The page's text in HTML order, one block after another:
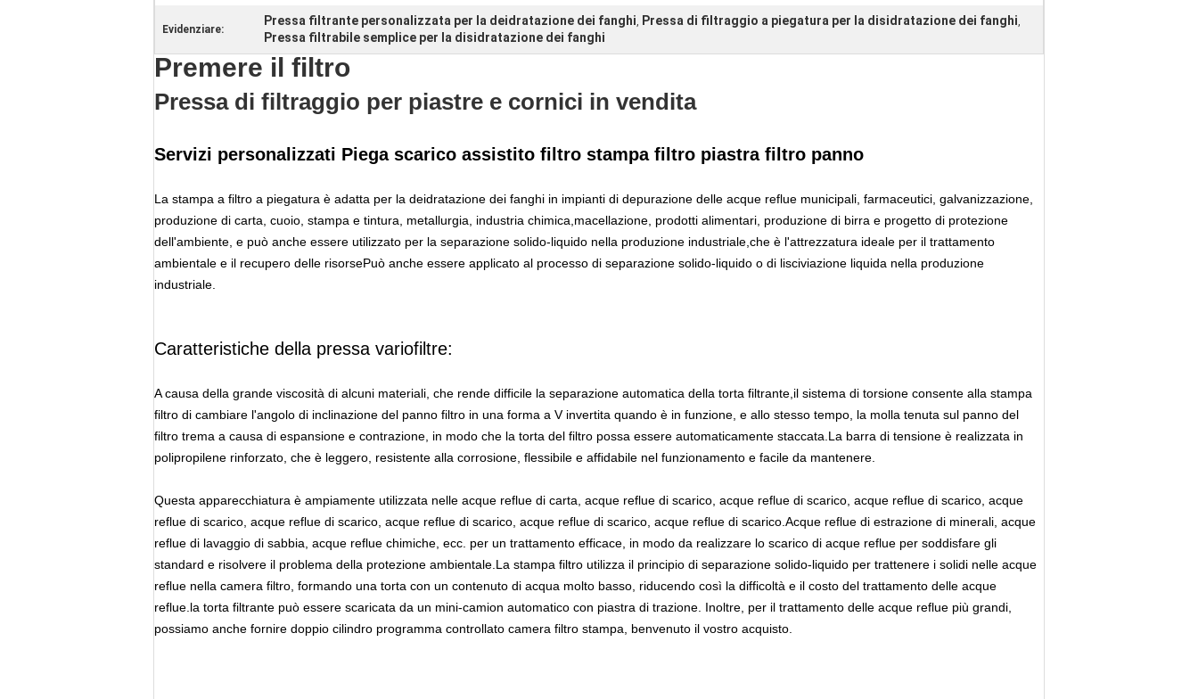
Evidenziare:
Pressa filtrante personalizzata per la deidratazione dei fanghi, Pressa di filtraggio a piegatura per la disidratazione dei fanghi,
Pressa filtrabile semplice per la disidratazione dei fanghi
Premere il filtro
Pressa di filtraggio per piastre e cornici in vendita
Servizi personalizzati Piega scarico assistito filtro stampa filtro piastra filtro panno
La stampa a filtro a piegatura è adatta per la deidratazione dei fanghi in impianti di depurazione delle acque reflue municipali, farmaceutici, galvanizzazione,
produzione di carta, cuoio, stampa e tintura, metallurgia, industria chimica,macellazione, prodotti alimentari, produzione di birra e progetto di protezione
dell'ambiente, e può anche essere utilizzato per la separazione solido-liquido nella produzione industriale,che è l'attrezzatura ideale per il trattamento
ambientale e il recupero delle risorsePuò anche essere applicato al processo di separazione solido-liquido o di lisciviazione liquida nella produzione
industriale.
Caratteristiche della pressa variofiltre:
A causa della grande viscosità di alcuni materiali, che rende difficile la separazione automatica della torta filtrante,il sistema di torsione consente alla stampa
filtro di cambiare l'angolo di inclinazione del panno filtro in una forma a V invertita quando è in funzione, e allo stesso tempo, la molla tenuta sul panno del
filtro trema a causa di espansione e contrazione, in modo che la torta del filtro possa essere automaticamente staccata.La barra di tensione è realizzata in
polipropilene rinforzato, che è leggero, resistente alla corrosione, flessibile e affidabile nel funzionamento e facile da mantenere.
Questa apparecchiatura è ampiamente utilizzata nelle acque reflue di carta, acque reflue di scarico, acque reflue di scarico, acque reflue di scarico, acque
reflue di scarico, acque reflue di scarico, acque reflue di scarico, acque reflue di scarico, acque reflue di scarico.Acque reflue di estrazione di minerali, acque
reflue di lavaggio di sabbia, acque reflue chimiche, ecc. per un trattamento efficace, in modo da realizzare lo scarico di acque reflue per soddisfare gli
standard e risolvere il problema della protezione ambientale.La stampa filtro utilizza il principio di separazione solido-liquido per trattenere i solidi nelle acque
reflue nella camera filtro, formando una torta con un contenuto di acqua molto basso, riducendo così la difficoltà e il costo del trattamento delle acque
reflue.la torta filtrante può essere scaricata da un mini-camion automatico con piastra di trazione. Inoltre, per il trattamento delle acque reflue più grandi,
possiamo anche fornire doppio cilindro programma controllato camera filtro stampa, benvenuto il vostro acquisto.